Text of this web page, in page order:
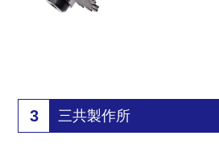
3 三共製作所